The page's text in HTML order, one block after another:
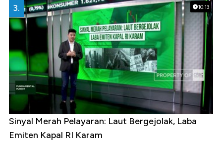
10:13
3.
Sinyal Merah Pelayaran: Laut Bergejolak, Laba
Emiten Kapal RI Karam